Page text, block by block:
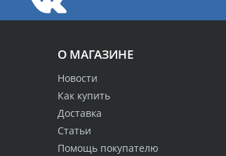
О МАГАЗИНЕ
Новости
Как купить
Доставка
Статьи
Помощь покупателю